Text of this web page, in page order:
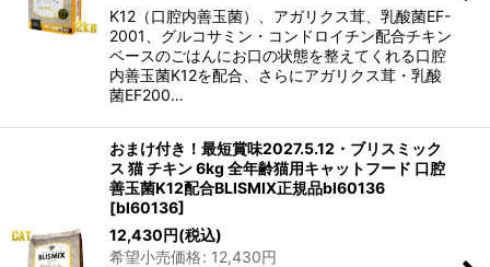
K12（口腔内善玉菌）、アガリクス茸、乳酸菌EF-
2001、グルコサミン・コンドロイチン配合チキン
ベースのごはんにお口の状態を整えてくれる口腔
内善玉菌K12を配合、さらにアガリクス茸・乳酸
菌EF200…
おまけ付き！最短賞味2027.5.12・ブリスミック
ス 猫 チキン 6kg 全年齢猫用キャットフード 口腔
善玉菌K12配合BLISMIX正規品bl60136
[bl60136]
12,430円(税込)
希望小売価格: 12,430円